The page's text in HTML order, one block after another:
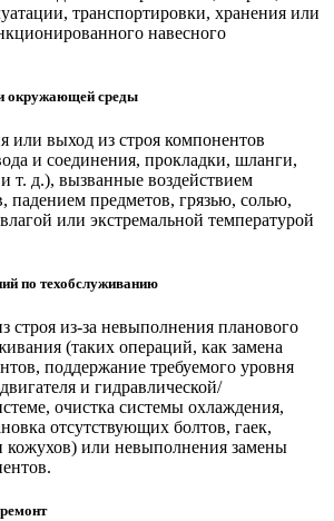
транспортировки, хранения или
навесного
окружающей среды
или выход из строя компонентов
и соединения, прокладки, шланги,
т. д.), вызванные воздействием
падением предметов, грязью, солью,
или экстремальной температурой
по техобслуживанию
строя из-за невыполнения планового
(таких операций, как замена
поддержание требуемого уровня
и гидравлической/
очистка системы охлаждения,
отсутствующих болтов, гаек,
кожухов) или невыполнения замены